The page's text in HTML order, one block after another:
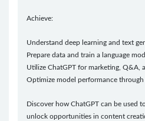
Achieve:
Understand deep learning and text
Prepare data and train a language
Utilize ChatGPT for marketing, Q&A,
Optimize model performance
Discover how ChatGPT can be used
unlock opportunities in content